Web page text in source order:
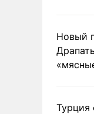
Новый
Турция